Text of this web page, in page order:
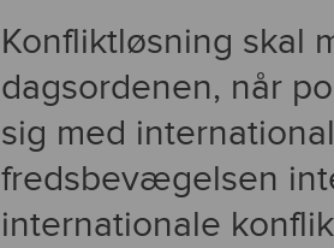
Konfliktløsning skal
dagsordenen, når
sig med
fredsbevægelsen
internationale